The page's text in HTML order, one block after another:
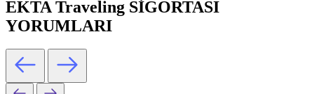
EKTA Traveling SİGORTASI
YORUMLARI